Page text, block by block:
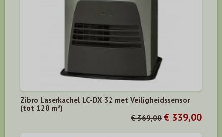
Zibro Laserkachel LC-DX 32 met Veiligheidssensor
(tot 120 m³)
€ 369,00 € 339,00